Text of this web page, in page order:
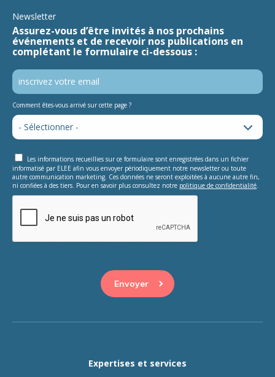
Newsletter
Assurez-vous d’être invités à nos prochains
événements et de recevoir nos publications en
complétant le formulaire ci-dessous :
Comment êtes-vous arrivé sur cette page ?
Les informations recueillies sur ce formulaire sont enregistrées dans un fichier
informatisé par ELEE afin vous envoyer périodiquement notre newsletter ou toute
autre communication marketing. Ces données ne seront exploitées à aucune autre fin,
ni confiées à des tiers. Pour en savoir plus consultez notre politique de confidentialité
Expertises et services